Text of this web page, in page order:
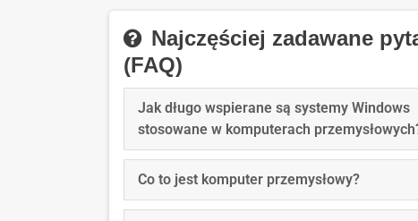
Najczęściej zadawane
(FAQ)
Jak długo wspierane są systemy Windows
stosowane w komputerach
Co to jest komputer przemysłowy?